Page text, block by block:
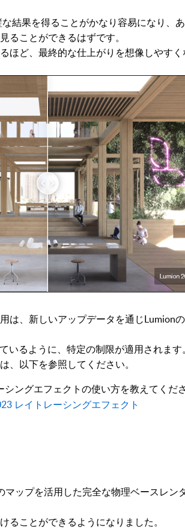
結果を得ることがかなり容易になり、
ることができるはずです。
ほど、最終的な仕上がりを想像しやすく
は、新しいアップデータを通じLumion
いるように、特定の制限が適用されます。
、以下を参照してください。
シングエフェクトの使い方を教えてくだ
レイトレーシングエフェクト
ップを活用した完全な物理ベースレン
ることができるようになりました。